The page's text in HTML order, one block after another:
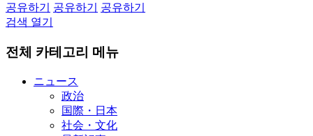
공유하기
공유하기
공유하기
검색 열기
전체 카테고리 메뉴
ニュース
政治
国際・日本
社会・文化